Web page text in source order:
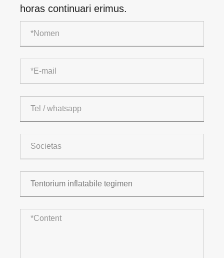
horas continuari erimus.